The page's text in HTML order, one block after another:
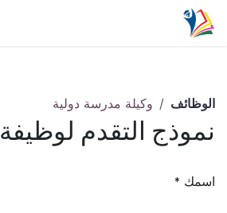
تخطي للذهاب إلى المحتوى
الوظائف وكيلة مدرسة دولية
نموذج التقدم لوظيفة
اسمك *